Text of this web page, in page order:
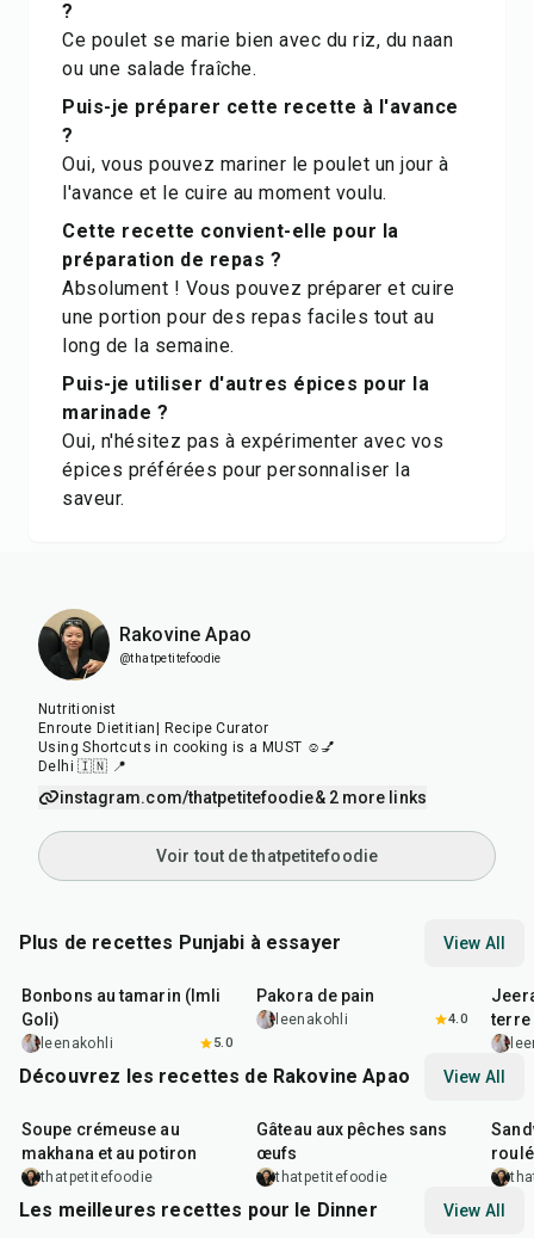
?
Ce poulet se marie bien avec du riz, du naan
ou une salade fraîche.
Puis-je préparer cette recette à l'avance
?
Oui, vous pouvez mariner le poulet un jour à
l'avance et le cuire au moment voulu.
Cette recette convient-elle pour la
préparation de repas ?
Absolument ! Vous pouvez préparer et cuire
une portion pour des repas faciles tout au
long de la semaine.
Puis-je utiliser d'autres épices pour la
marinade ?
Oui, n'hésitez pas à expérimenter avec vos
épices préférées pour personnaliser la
saveur.
Rakovine Apao
@thatpetitefoodie
Nutritionist
Enroute Dietitian| Recipe Curator
Using Shortcuts in cooking is a MUST ☺️💅
Delhi 🇮🇳 📍
instagram.com/thatpetitefoodie& 2 more links
Voir tout de thatpetitefoodie
Plus de recettes Punjabi à essayer View All
Bonbons au tamarin (Imli
Goli)
leenakohli 5.0
Pakora de pain
leenakohli 4.0
terre
Découvrez les recettes de Rakovine Apao View All
Soupe crémeuse au
makhana et au potiron
thatpetitefoodie
Gâteau aux pêches sans
œufs
thatpetitefoodie
Les meilleures recettes pour le Dinner View All